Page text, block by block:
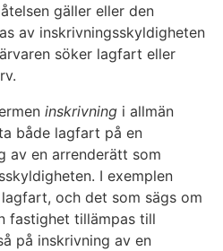
gäller eller den
av inskrivningsskyldigheten
söker lagfart eller
inskrivning i allmän
både lagfart på en
av en arrenderätt som
I exemplen
och det som sägs om
fastighet tillämpas till
på inskrivning av en